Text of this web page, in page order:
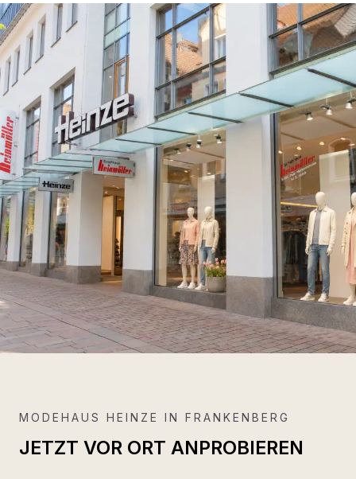
MODEHAUS HEINZE IN FRANKENBERG
JETZT VOR ORT ANPROBIEREN